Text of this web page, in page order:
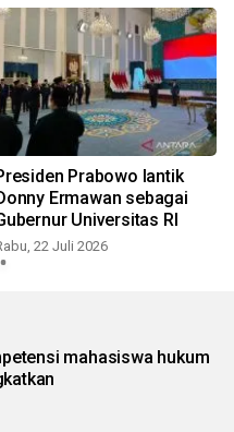
Prabowo lantik
Ermawan sebagai
Universitas RI
22 Juli 2026
mahasiswa hukum